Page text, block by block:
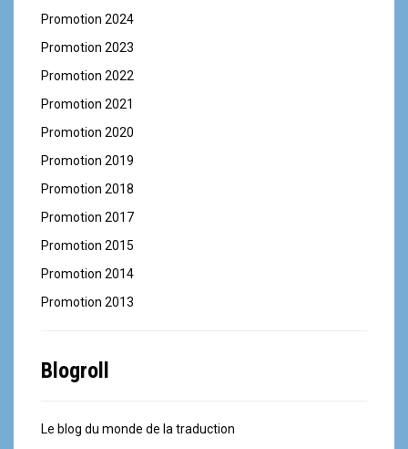
Promotion 2024
Promotion 2023
Promotion 2022
Promotion 2021
Promotion 2020
Promotion 2019
Promotion 2018
Promotion 2017
Promotion 2015
Promotion 2014
Promotion 2013
Blogroll
Le blog du monde de la traduction